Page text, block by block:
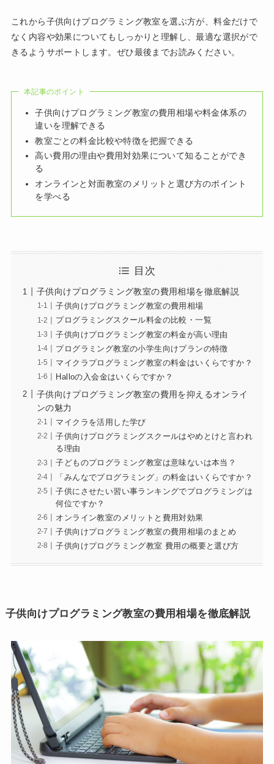
これから子供向けプログラミング教室を選ぶ方が、料金だけで
なく内容や効果についてもしっかりと理解し、最適な選択がで
きるようサポートします。ぜひ最後までお読みください。
本記事のポイント
子供向けプログラミング教室の費用相場や料金体系の
違いを理解できる
教室ごとの料金比較や特徴を把握できる
高い費用の理由や費用対効果について知ることができ
る
オンラインと対面教室のメリットと選び方のポイント
を学べる
目次
子供向けプログラミング教室の費用相場を徹底解説
子供向けプログラミング教室の費用相場
プログラミングスクール料金の比較・一覧
子供向けプログラミング教室の料金が高い理由
プログラミング教室の小学生向けプランの特徴
マイクラプログラミング教室の料金はいくらですか？
Halloの入会金はいくらですか？
子供向けプログラミング教室の費用を抑えるオンライ
ンの魅力
マイクラを活用した学び
子供向けプログラミングスクールはやめとけと言われ
る理由
子どものプログラミング教室は意味ないは本当？
「みんなでプログラミング」の料金はいくらですか？
子供にさせたい習い事ランキングでプログラミングは
何位ですか？
オンライン教室のメリットと費用対効果
子供向けプログラミング教室の費用相場のまとめ
子供向けプログラミング教室 費用の概要と選び方
子供向けプログラミング教室の費用相場を徹底解説